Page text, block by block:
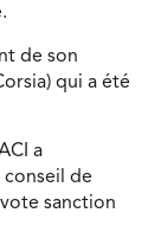
de son
qui a été
a
conseil de
sanction